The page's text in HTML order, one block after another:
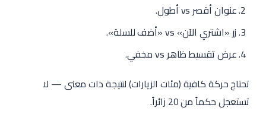
عنوان أقصر vs أطول.
زر «اشتري الآن» vs «أضف للسلة».
عرض تقسيط ظاهر vs مخفي.
تحتاج حركة كافية (مئات الزيارات) لنتيجة ذات معنى — لا
تستعجل حكماً من 20 زائراً.